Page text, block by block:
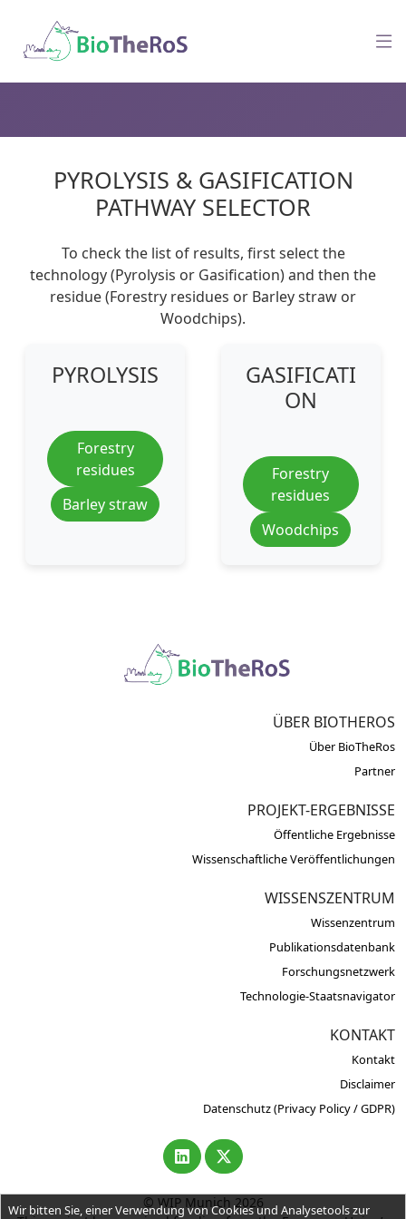
PYROLYSIS & GASIFICATION
PATHWAY SELECTOR
To check the list of results, first select the
technology (Pyrolysis or Gasification) and then the
residue (Forestry residues or Barley straw or
Woodchips).
PYROLYSIS
Forestry
residues
Barley straw
GASIFICATI
ON
Forestry
residues
Woodchips
ÜBER BIOTHEROS
Über BioTheRos
Partner
PROJEKT-ERGEBNISSE
Öffentliche Ergebnisse
Wissenschaftliche Veröffentlichungen
WISSENSZENTRUM
Wissenzentrum
Publikationsdatenbank
Forschungsnetzwerk
Technologie-Staatsnavigator
KONTAKT
Kontakt
Disclaimer
Datenschutz (Privacy Policy / GDPR)
© WIP Munich 2026
Wir bitten Sie, einer Verwendung von Cookies und Analysetools zur